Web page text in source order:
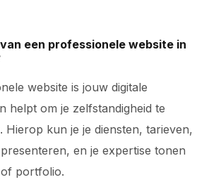
een professionele website in
website is jouw digitale
helpt om je zelfstandigheid te
Hierop kun je je diensten, tarieven,
en je expertise tonen
portfolio.